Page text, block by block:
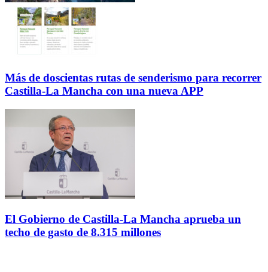
Más de doscientas rutas de senderismo para recorrer
Castilla-La Mancha con una nueva APP
El Gobierno de Castilla-La Mancha aprueba un
techo de gasto de 8.315 millones